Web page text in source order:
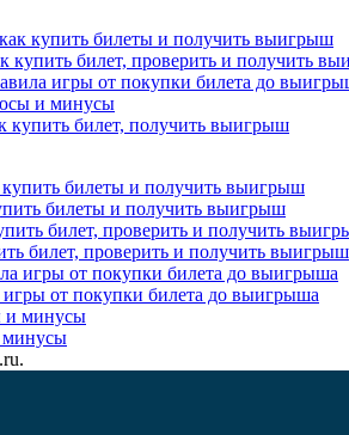
купить билеты и получить выигрыш
купить билет, проверить и получить
игры от покупки билета до
и минусы
купить билет, получить выигрыш
билеты и получить выигрыш
билет, проверить и получить выигрыш
от покупки билета до выигрыша
минусы